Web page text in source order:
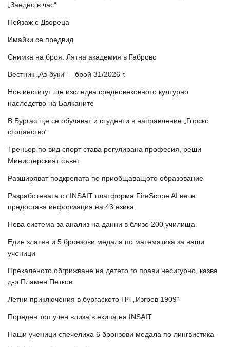
„Заедно в час“
Пейзаж с Двореца
Имайки се предвид
Снимка на броя: Лятна академия в Габрово
Вестник „Аз-буки“ – брой 31/2026 г.
Нов институт ще изследва средновековното културно
наследство на Балканите
В Бургас ще се обучават и студенти в направление „Горско
стопанство“
Треньор по вид спорт става регулирана професия, реши
Министерският съвет
Разширяват подкрепата по приобщаващото образование
Разработената от INSAIT платформа FireScope AI вече
предоставя информация на 43 езика
Нова система за анализ на данни в близо 200 училища
Един златен и 5 бронзови медала по математика за наши
ученици
Прекаленото обгрижване на детето го прави несигурно, казва
д-р Пламен Петков
Летни приключения в бургаското НЧ „Изгрев 1909“
Пореден топ учен влиза в екипа на INSAIT
Наши ученици спечелиха 6 бронзови медала по лингвистика